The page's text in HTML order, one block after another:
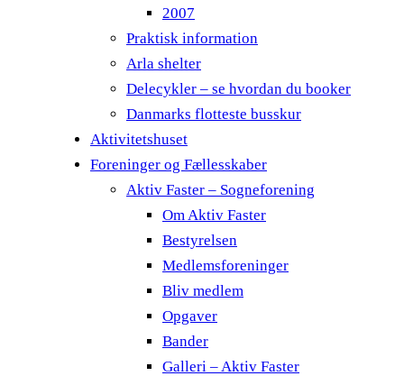
2007
Praktisk information
Arla shelter
Delecykler – se hvordan du booker
Danmarks flotteste busskur
Aktivitetshuset
Foreninger og Fællesskaber
Aktiv Faster – Sogneforening
Om Aktiv Faster
Bestyrelsen
Medlemsforeninger
Bliv medlem
Opgaver
Bander
Galleri – Aktiv Faster